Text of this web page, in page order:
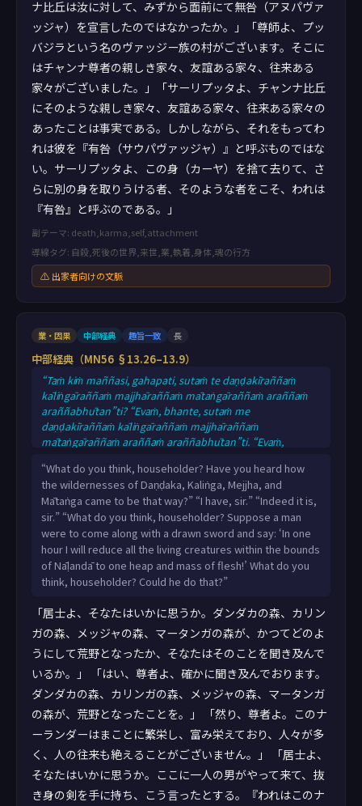
ナ比丘は汝に対して、みずから面前にて無咎（アヌパヴァ
ッジャ）を宣言したのではなかったか。」「尊師よ、プッ
バジラという名のヴァッジー族の村がございます。そこに
はチャンナ尊者の親しき家々、友誼ある家々、往来ある
家々がございました。」「サーリプッタよ、チャンナ比丘
にそのような親しき家々、友誼ある家々、往来ある家々の
あったことは事実である。しかしながら、それをもってわ
れは彼を『有咎（サウパヴァッジャ）』と呼ぶものではな
い。サーリプッタよ、この身（カーヤ）を捨て去りて、さ
らに別の身を取りうける者、そのような者をこそ、われは
『有咎』と呼ぶのである。」
副テーマ: death,karma,self,attachment
導線タグ: 自殺,死後の世界,来世,業,執着,身体,魂の行方
⚠ 出家者向けの文脈
業・因果 中部経典 趣旨一致 長
中部経典（MN56 §13.26–13.9）
“Taṁ kiṁ maññasi, gahapati, sutaṁ te daṇḍakīraññaṁ
kāliṅgāraññaṁ majjhāraññaṁ mātaṅgāraññaṁ araññaṁ
araññabhūtan”ti? “Evaṁ, bhante, sutaṁ me
daṇḍakīraññaṁ kāliṅgāraññaṁ majjhāraññaṁ
mātaṅgāraññaṁ araññaṁ araññabhūtan”ti. “Evaṁ,
ākiṇṇamanussā”ti. “Taṁ kiṁ maññasi, gahapati, idha
puriso āgaccheyya ukkhittāsiko. So evaṁ vadeyya: ‘ahaṁ
yāvatikā imissā nāḷandāya pāṇā te ekena khaṇena ekena
muhuttena ekaṁ maṁsakhalaṁ ekaṁ maṁsapuñjaṁ
karissāmī’ti. Taṁ
“What do you think, householder? Have you heard how
the wildernesses of Daṇḍaka, Kaliṅga, Mejjha, and
Mātaṅga came to be that way?” “I have, sir.” “Indeed it is,
sir.” “What do you think, householder? Suppose a man
were to come along with a drawn sword and say: ‘In one
hour I will reduce all the living creatures within the bounds
of Nāḷandā to one heap and mass of flesh!’ What do you
think, householder? Could he do that?”
「居士よ、そなたはいかに思うか。ダンダカの森、カリン
ガの森、メッジャの森、マータンガの森が、かつてどのよ
うにして荒野となったか、そなたはそのことを聞き及んで
いるか。」 「はい、尊者よ、確かに聞き及んでおります。
ダンダカの森、カリンガの森、メッジャの森、マータンガ
の森が、荒野となったことを。」 「然り、尊者よ。このナ
ーランダーはまことに繁栄し、富み栄えており、人々が多
く、人の往来も絶えることがございません。」 「居士よ、
そなたはいかに思うか。ここに一人の男がやって来て、抜
き身の剣を手に持ち、こう言ったとする。『われはこのナ